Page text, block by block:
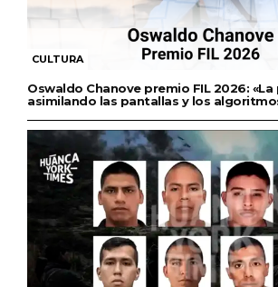
CULTURA
Oswaldo Chanove premio FIL 2026:
asimilando las pantallas y los